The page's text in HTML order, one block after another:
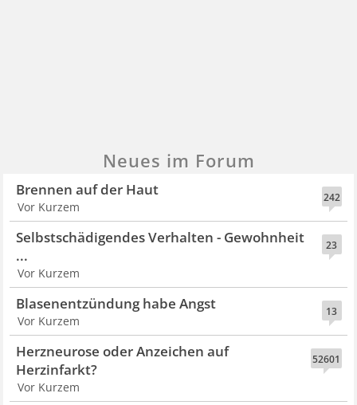
Neues im Forum
242
Brennen auf der Haut
Vor Kurzem
23
Selbstschädigendes Verhalten - Gewohnheit
...
Vor Kurzem
13
Blasenentzündung habe Angst
Vor Kurzem
52601
Herzneurose oder Anzeichen auf
Herzinfarkt?
Vor Kurzem